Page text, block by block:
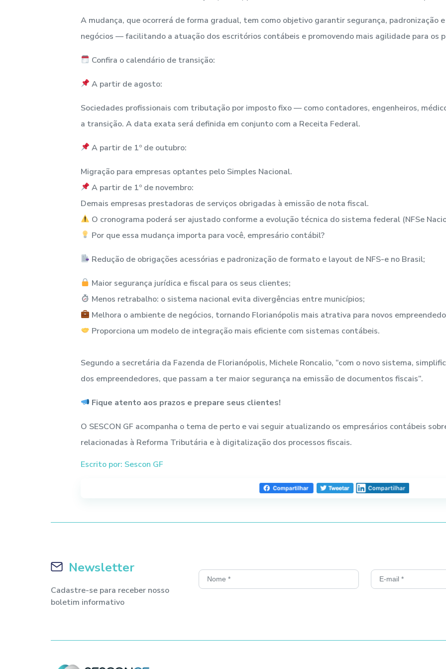
A mudança, que ocorrerá de forma gradual, tem como objetivo garantir segurança, padronização
negócios — facilitando a atuação dos escritórios contábeis e promovendo mais agilidade para os
Confira o calendário de transição:
A partir de agosto:
Sociedades profissionais com tributação por imposto fixo — como contadores, engenheiros,
a transição. A data exata será definida em conjunto com a Receita Federal.
A partir de 1º de outubro:
Migração para empresas optantes pelo Simples Nacional.
A partir de 1º de novembro:
Demais empresas prestadoras de serviços obrigadas à emissão de nota fiscal.
O cronograma poderá ser ajustado conforme a evolução técnica do sistema federal (NFSe
Por que essa mudança importa para você, empresário contábil?
Redução de obrigações acessórias e padronização de formato e layout de NFS-e no Brasil;
Maior segurança jurídica e fiscal para os seus clientes;
Menos retrabalho: o sistema nacional evita divergências entre municípios;
Melhora o ambiente de negócios, tornando Florianópolis mais atrativa para novos
Proporciona um modelo de integração mais eficiente com sistemas contábeis.
Segundo a secretária da Fazenda de Florianópolis, Michele Roncalio, “com o novo sistema,
dos empreendedores, que passam a ter maior segurança na emissão de documentos fiscais”.
Fique atento aos prazos e prepare seus clientes!
O SESCON GF acompanha o tema de perto e vai seguir atualizando os empresários contábeis
relacionadas à Reforma Tributária e à digitalização dos processos fiscais.
Escrito por: Sescon GF
Newsletter
Cadastre-se para receber nosso
boletim informativo